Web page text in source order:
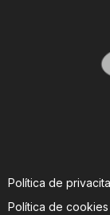
Política de
Política de cookies